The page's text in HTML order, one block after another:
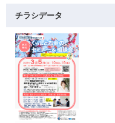
チラシデータ